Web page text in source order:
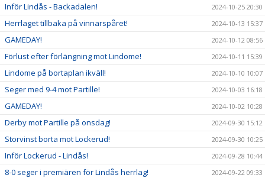
Inför Lindås - Backadalen! 2024-10-25 20:30
Herrlaget tillbaka på vinnarspåret! 2024-10-13 15:37
GAMEDAY! 2024-10-12 08:56
Förlust efter förlängning mot Lindome! 2024-10-11 15:39
Lindome på bortaplan ikväll! 2024-10-10 10:07
Seger med 9-4 mot Partille! 2024-10-03 16:18
GAMEDAY! 2024-10-02 10:28
Derby mot Partille på onsdag! 2024-09-30 15:12
Storvinst borta mot Lockerud! 2024-09-30 10:25
Inför Lockerud - Lindås! 2024-09-28 10:44
8-0 seger i premiären för Lindås herrlag! 2024-09-22 09:33